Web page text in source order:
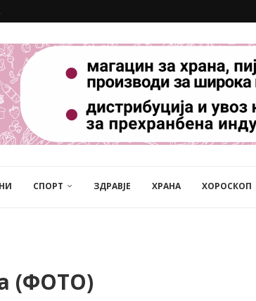
СПОРТ ЗДРАВЈЕ ХРАНА ХОРОСКОП
(ФОТО)